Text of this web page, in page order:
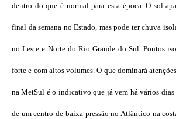
dentro do que é normal para esta época. O sol
final da semana no Estado, mas pode ter chuva
no Leste e Norte do Rio Grande do Sul. Pontos
forte e com altos volumes. O que dominará
na MetSul é o indicativo que já vem há vários dias
de um centro de baixa pressão no Atlântico na